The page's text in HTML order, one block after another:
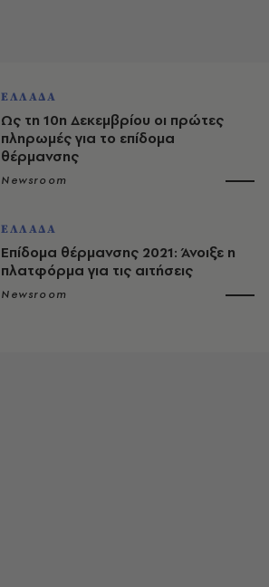
ΕΛΛΑΔΑ
Ως τη 10η Δεκεμβρίου οι πρώτες
πληρωμές για το επίδομα
θέρμανσης
Newsroom
ΕΛΛΑΔΑ
Επίδομα θέρμανσης 2021: Άνοιξε η
πλατφόρμα για τις αιτήσεις
Newsroom